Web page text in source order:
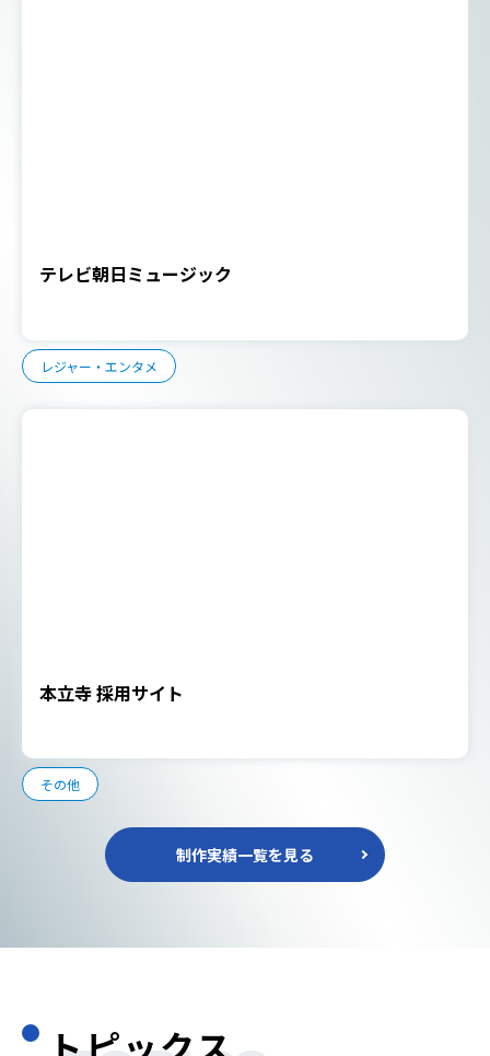
テレビ朝日ミュージック
レジャー・エンタメ
本立寺 採用サイト
その他
制作実績一覧を見る